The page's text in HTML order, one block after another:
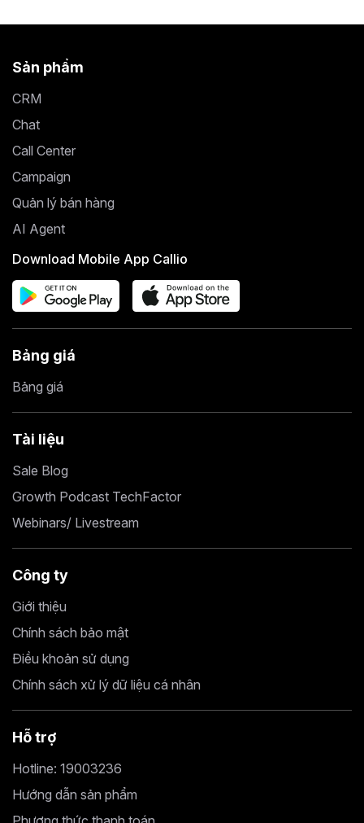
Sản phẩm
CRM
Chat
Call Center
Campaign
Quản lý bán hàng
AI Agent
Download Mobile App Callio
Bảng giá
Bảng giá
Tài liệu
Sale Blog
Growth Podcast TechFactor
Webinars/ Livestream
Công ty
Giới thiệu
Chính sách bảo mật
Điều khoản sử dụng
Chính sách xử lý dữ liệu cá nhân
Hỗ trợ
Hotline: 19003236
Hướng dẫn sản phẩm